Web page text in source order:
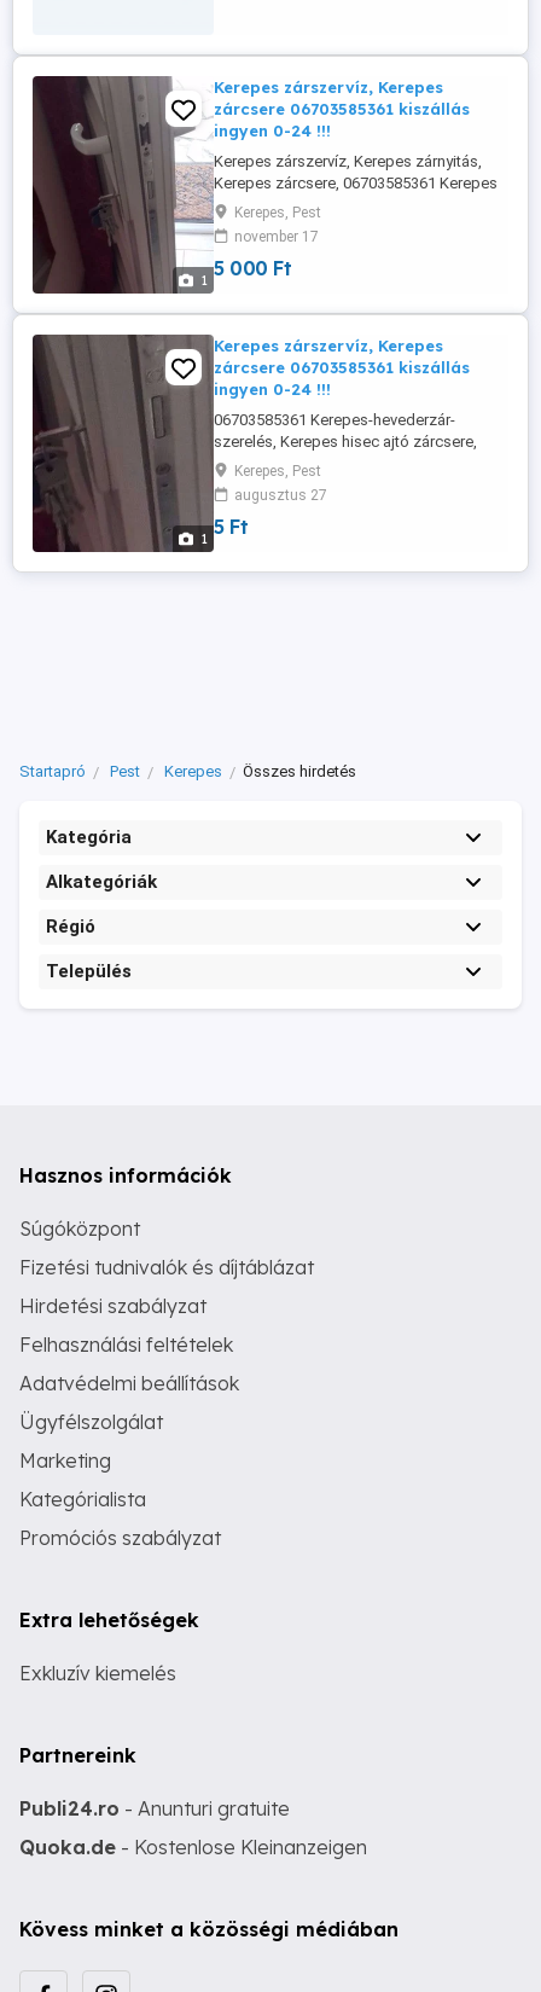
1
Kerepes zárszervíz, Kerepes
zárcsere 06703585361 kiszállás
ingyen 0-24 !!!
Kerepes zárszervíz, Kerepes zárnyitás,
Kerepes zárcsere, 06703585361 Kerepes
lakatos, Kerepes autónyitás. Kerepes és
környékén mobil zárszervízemmel az
alábbi szolgáltatásokkal állok, az Önök
rendelkezésére: Kerepes zárcsere,
06703585361 kiszállás ingyen 0-24 !!! ...
Kerepes, Pest
november 17
5 000 Ft
1
Kerepes zárszervíz, Kerepes
zárcsere 06703585361 kiszállás
ingyen 0-24 !!!
06703585361 Kerepes‎-hevederzár-
szerelés, Kerepes‎ hisec ajtó zárcsere,
Kerepes-‎ biztonsági zárbetét csere,
Kerepes zárszervíz, Kerepes zárnyitás,
Kerepes zárcsere, 06703585361 Kerepes
lakatos, Kerepes autónyitás. Kerepes és
alábbi szolgáltatásokkal állok, az Önök ...
Kerepes, Pest
augusztus 27
5 Ft
Startapró Pest Kerepes Összes hirdetés
Kategória
Alkategóriák
Régió
Település
Hasznos információk
Súgóközpont
Fizetési tudnivalók és díjtáblázat
Hirdetési szabályzat
Felhasználási feltételek
Adatvédelmi beállítások
Ügyfélszolgálat
Marketing
Kategórialista
Promóciós szabályzat
Extra lehetőségek
Exkluzív kiemelés
Partnereink
Publi24.ro - Anunturi gratuite
Quoka.de - Kostenlose Kleinanzeigen
Kövess minket a közösségi médiában